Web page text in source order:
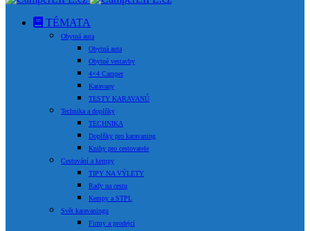
TÉMATA
Obytná auta
Obytná auta
Obytné vestavby
4×4 Camper
Karavany
TESTY KARAVANŮ
Technika a doplňky
TECHNIKA
Doplňky pro karavaning
Knihy pro cestovatele
Cestování a kempy
TIPY NA VÝLETY
Rady na cestu
Kempy a STPL
Svět karavaningu
Firmy a prodejci